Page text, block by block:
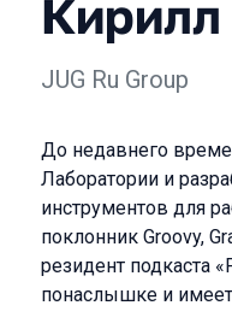
Кирилл
JUG Ru Group
До недавнего
Лаборатории и
инструментов для
поклонник Groovy,
резидент подкаста
понаслышке и